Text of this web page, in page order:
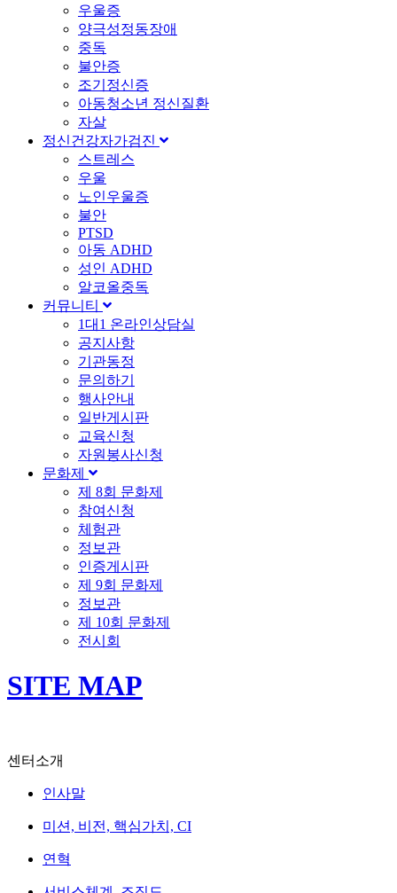
우울증
양극성정동장애
중독
불안증
조기정신증
아동청소년 정신질환
자살
정신건강자가검진
스트레스
우울
노인우울증
불안
PTSD
아동 ADHD
성인 ADHD
알코올중독
커뮤니티
1대1 온라인상담실
공지사항
기관동정
문의하기
행사안내
일반게시판
교육신청
자원봉사신청
문화제
제 8회 문화제
참여신청
체험관
정보관
인증게시판
제 9회 문화제
정보관
제 10회 문화제
전시회
SITE MAP
센터소개
인사말
미션, 비전, 핵심가치, CI
연혁